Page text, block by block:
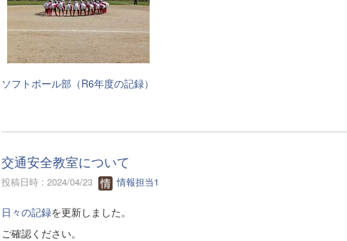
ソフトボール部（R6年度の記録）
交通安全教室について
投稿日時 : 2024/04/23 情報担当1
日々の記録を更新しました。
ご確認ください。